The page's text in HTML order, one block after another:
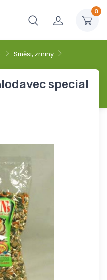
0
Směsi, zrniny …
special